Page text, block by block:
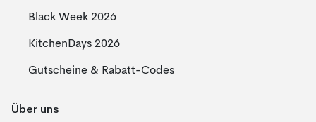
Black Week 2026
KitchenDays 2026
Gutscheine & Rabatt-Codes
Über uns